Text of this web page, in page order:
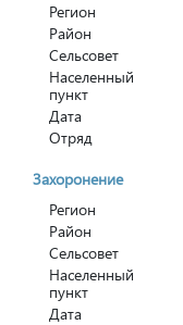
Регион
Район
Сельсовет
Населенный
пункт
Дата
Отряд
Захоронение
Регион
Район
Сельсовет
Населенный
пункт
Дата